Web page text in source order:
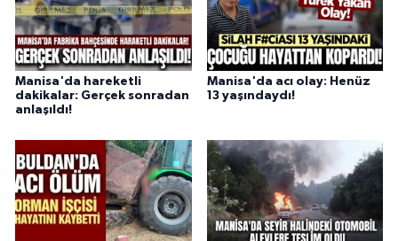
Manisa'da hareketli
dakikalar: Gerçek sonradan
anlaşıldı!
Manisa'da acı olay: Henüz
13 yaşındaydı!